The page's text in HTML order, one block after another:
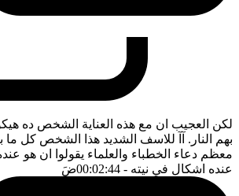
لكن العجيب ان مع هذه العناية الشخص ده
بهم النار. آآ للاسف الشديد هذا الشخص كل ما
معظم دعاء الخطباء والعلماء يقولوا ان هو
عنده اشكال في نيته - 00:02:44 ضَ